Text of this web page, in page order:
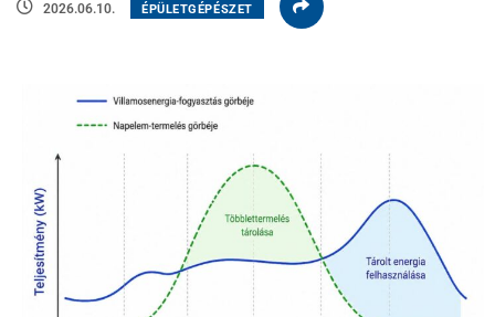
2026.06.10. ÉPÜLETGÉPÉSZET